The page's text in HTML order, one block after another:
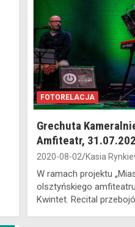
FOTORELACJA
Grechuta
Amfiteatr,
2020-08-02 Kasia
W ramach projektu
olsztyńskiego
Kwintet. Recital